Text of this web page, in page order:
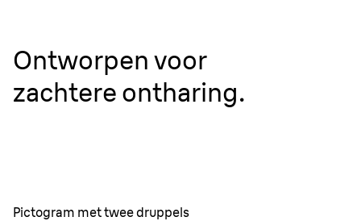
Ontworpen voor
zachtere ontharing.
Pictogram met twee druppels